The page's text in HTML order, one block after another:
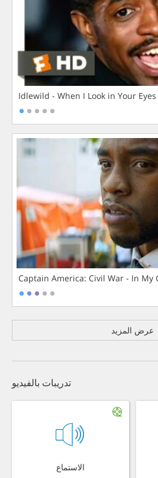
Idlewild - When I Look in Your Eyes
Captain America: Civil War - In My
عرض المزيد
تدريبات بالفيديو
الاستماع